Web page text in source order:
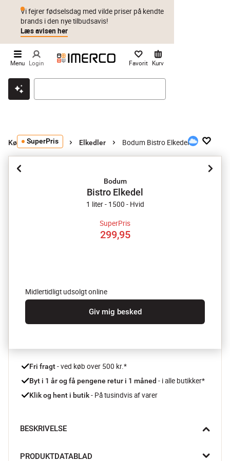
Klik & hent Byt i 1 år Prismatch
Vi fejrer fødselsdag med vilde priser på kendte
brands i den nye tilbudsavis!
Læs avisen her
Menu Login Favorit Kurv
Køkkenmaskiner Elkedler Bodum Bistro Elkedel
SuperPris
Bodum
Bistro Elkedel
1 liter - 1500 - Hvid
SuperPris
299,95
Midlertidligt udsolgt online
Giv mig besked
Fri fragt - ved køb over 500 kr.*
Byt i 1 år og få pengene retur i 1 måned - i alle butikker*
Klik og hent i butik - På tusindvis af varer
BESKRIVELSE
elkedlen fra Bodums Bistro-serie. Elkedlen har en kapacitet på
PRODUKTDATABLAD